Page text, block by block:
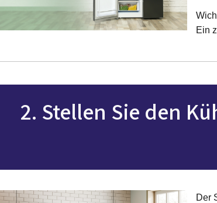
Ein
2. Stellen Sie den
Der